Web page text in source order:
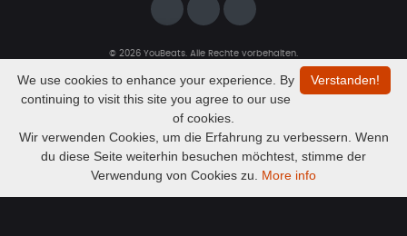
EmoteBeatz
© 2026 YouBeats. Alle Rechte vorbehalten.
Verstanden!
We use cookies to enhance your experience. By
continuing to visit this site you agree to our use
of cookies.
Wir verwenden Cookies, um die Erfahrung zu verbessern. Wenn
du diese Seite weiterhin besuchen möchtest, stimme der
Verwendung von Cookies zu. More info